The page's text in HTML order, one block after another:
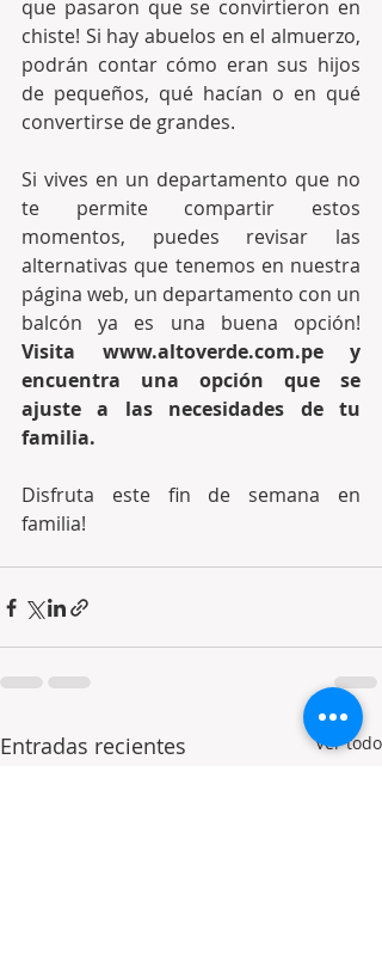
que pasaron que se convirtieron en
chiste! Si hay abuelos en el almuerzo,
podrán contar cómo eran sus hijos
de pequeños, qué hacían o en qué
convertirse de grandes.
Si vives en un departamento que no
te permite compartir estos
momentos, puedes revisar las
alternativas que tenemos en nuestra
página web, un departamento con un
Visita www.altoverde.com.pe y
encuentra una opción que se
ajuste a las necesidades de tu
familia.
Disfruta este fin de semana en
familia!
Entradas recientes Ver todo